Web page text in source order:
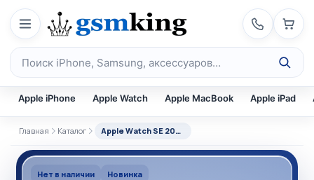
Перейти к содержимому
Поиск по каталогу
Apple iPhone Apple Watch Apple MacBook Apple iPad
Главная Каталог Apple Watch SE 2024
Нет в наличии Новинка